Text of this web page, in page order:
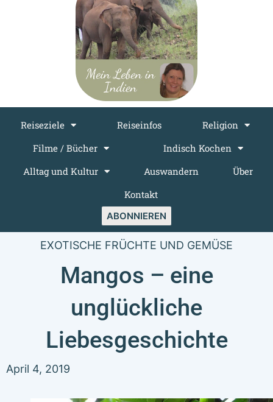
Reiseziele Reiseinfos
Religion
Filme / Bücher
Indisch Kochen
Alltag und Kultur
Auswandern
Über
Kontakt
ABONNIEREN
EXOTISCHE FRÜCHTE UND GEMÜSE
Mangos – eine
unglückliche
Liebesgeschichte
April 4, 2019